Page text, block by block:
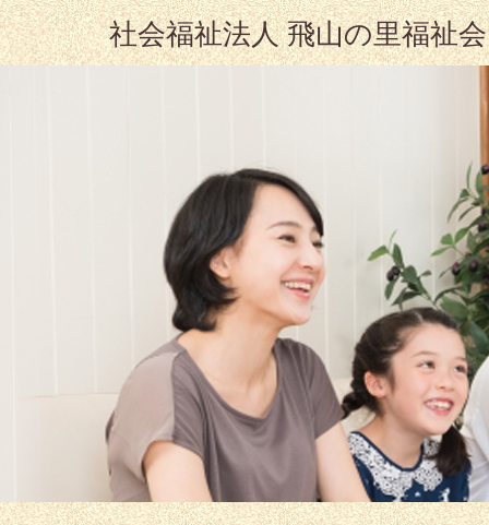
社会福祉法人 飛山の里福祉会